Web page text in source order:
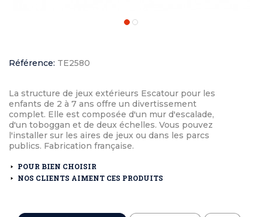
Référence: TE2580
La structure de jeux extérieurs Escatour pour les
enfants de 2 à 7 ans offre un divertissement
complet. Elle est composée d'un mur d'escalade,
d'un toboggan et de deux échelles. Vous pouvez
l'installer sur les aires de jeux ou dans les parcs
publics. Fabrication française.
POUR BIEN CHOISIR
NOS CLIENTS AIMENT CES PRODUITS